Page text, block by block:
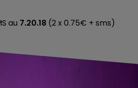
au 7.20.18 (2 x 0.75€ + sms)